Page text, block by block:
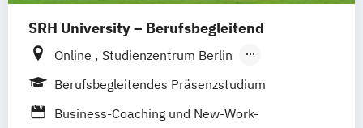
SRH University – Berufsbegleitend
Online
Studienzentrum Berlin
Studienzentrum Bozen
Studienzentrum Düsseldorf
Berufsbegleitendes Präsenzstudium
Business-Coaching und New-Work-